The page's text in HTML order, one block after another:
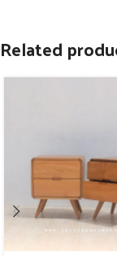
Related